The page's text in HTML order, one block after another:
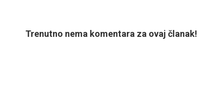
Trenutno nema komentara za ovaj članak!